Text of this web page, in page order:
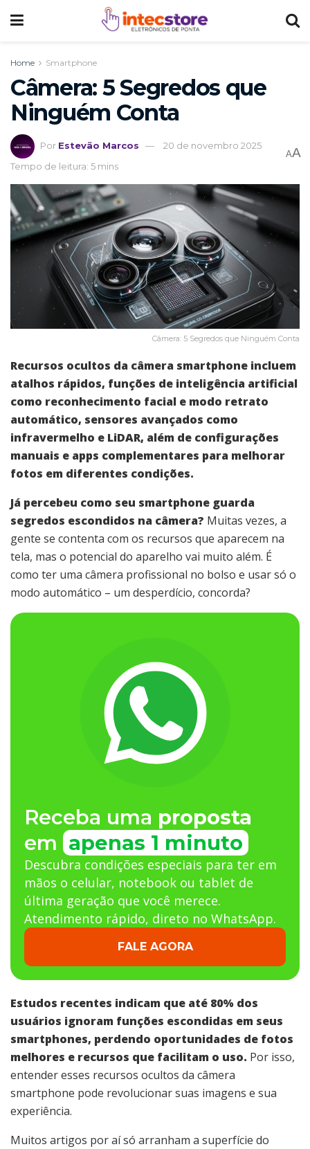
Home Smartphone
Câmera: 5 Segredos que
Ninguém Conta
Por Estevão Marcos
20 de novembro 2025
Tempo de leitura: 5 mins
AA
Câmera: 5 Segredos que Ninguém Conta
Recursos ocultos da câmera smartphone incluem
atalhos rápidos, funções de inteligência artificial
como reconhecimento facial e modo retrato
automático, sensores avançados como
infravermelho e LiDAR, além de configurações
manuais e apps complementares para melhorar
fotos em diferentes condições.
Já percebeu como seu smartphone guarda
segredos escondidos na câmera? Muitas vezes, a
gente se contenta com os recursos que aparecem na
tela, mas o potencial do aparelho vai muito além. É
como ter uma câmera profissional no bolso e usar só o
modo automático – um desperdício, concorda?
Receba uma proposta
em apenas 1 minuto
Descubra condições especiais para ter em
mãos o celular, notebook ou tablet de
última geração que você merece.
Atendimento rápido, direto no WhatsApp.
FALE AGORA
Estudos recentes indicam que até 80% dos
usuários ignoram funções escondidas em seus
smartphones, perdendo oportunidades de fotos
melhores e recursos que facilitam o uso. Por isso,
entender esses recursos ocultos da câmera
smartphone pode revolucionar suas imagens e sua
experiência.
Muitos artigos por aí só arranham a superfície do